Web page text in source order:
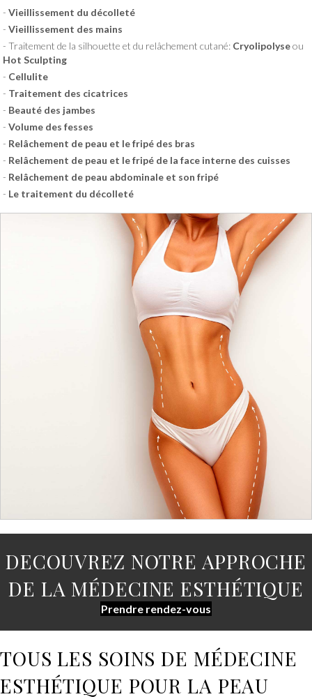
Vieillissement du décolleté
Vieillissement des mains
Traitement de la silhouette et du relâchement cutané: Cryolipolyseou
Hot Sculpting
Cellulite
Traitement des cicatrices
Beauté des jambes
Volume des fesses
Relâchement de peau et le fripé des bras
Relâchement de peau et le fripé de la face interne des cuisses
Relâchement de peau abdominale et son fripé
Le traitement du décolleté
DECOUVREZ NOTRE APPROCHE
DE LA MÉDECINE ESTHÉTIQUE
Prendre rendez-vous
TOUS LES SOINS DE MÉDECINE
ESTHÉTIQUE POUR LA PEAU